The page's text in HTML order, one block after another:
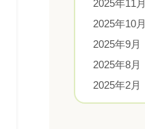
2025年11月
2025年10月
2025年9月
2025年8月
2025年2月